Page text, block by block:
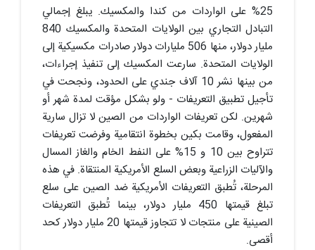
25% على الواردات من كندا والمكسيك. يبلغ إجمالي
التبادل التجاري بين الولايات المتحدة والمكسيك 840
مليار دولار، منها 506 مليارات دولار صادرات مكسيكية إلى
الولايات المتحدة. سارعت المكسيك إلى تنفيذ إجراءات،
من بينها نشر 10 آلاف جندي على الحدود، ونجحت في
تأجيل تطبيق التعريفات - ولو بشكل مؤقت لمدة شهر أو
شهرين. لكن تعريفات الواردات من الصين لا تزال سارية
المفعول، وقامت بكين بخطوة انتقامية وفرضت تعريفات
تتراوح بين 10 و 15% على النفط الخام والغاز المسال
والآليات الزراعية وبعض السلع الأمريكية المنتقاة. في هذه
المرحلة، تُطبق التعريفات الأمريكية ضد الصين على سلع
تبلغ قيمتها 450 مليار دولار، بينما تُطبق التعريفات
الصينية على منتجات لا تتجاوز قيمتها 20 مليار دولار كحد
أقصى.